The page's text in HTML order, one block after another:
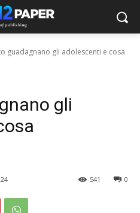
guadagnano gli adolescenti e cosa
gli
0
541